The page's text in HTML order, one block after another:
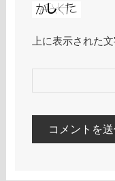
上に表示された